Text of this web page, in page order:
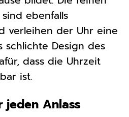
ebenfalls
verleihen der Uhr eine
schlichte Design des
dass die Uhrzeit
ist.
jeden Anlass